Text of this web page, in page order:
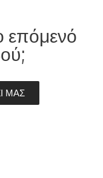
επόμενό
ΜΑΣ